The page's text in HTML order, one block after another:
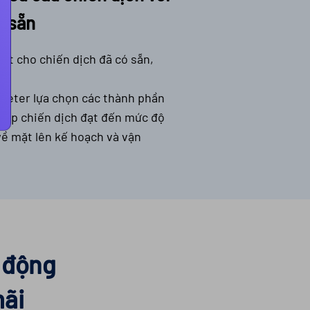
sẵn
cho chiến dịch đã có sẵn,
lựa chọn các thành phần
chiến dịch đạt đến mức độ
mặt lên kế hoạch và vận